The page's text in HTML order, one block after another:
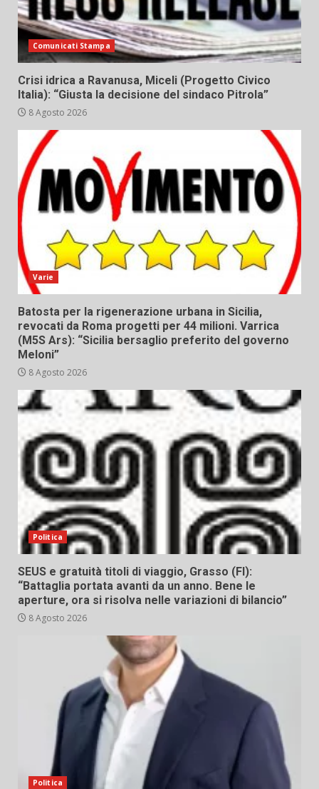
Comunicati Stampa
Crisi idrica a Ravanusa, Miceli (Progetto Civico
Italia): “Giusta la decisione del sindaco Pitrola”
8 Agosto 2026
Varie
Batosta per la rigenerazione urbana in Sicilia,
revocati da Roma progetti per 44 milioni. Varrica
(M5S Ars): “Sicilia bersaglio preferito del governo
Meloni”
8 Agosto 2026
Politica
SEUS e gratuità titoli di viaggio, Grasso (FI):
“Battaglia portata avanti da un anno. Bene le
aperture, ora si risolva nelle variazioni di bilancio”
8 Agosto 2026
Politica